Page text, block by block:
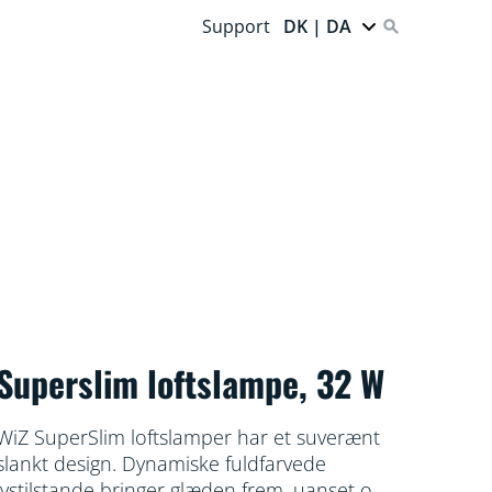
Support DK | DA
loftslampe, 32 W
SuperSlim loftslamper har et suverænt
design. Dynamiske fuldfarvede